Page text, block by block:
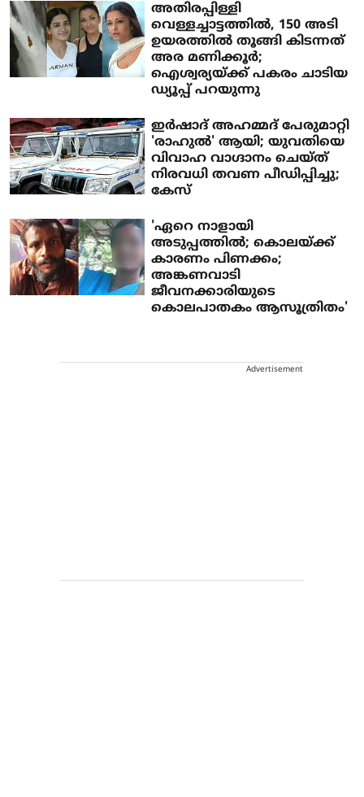
അതിരപ്പിള്ളി
വെള്ളച്ചാട്ടത്തില്‍, 150 അടി
ഉയരത്തില്‍ തൂങ്ങി കിടന്നത്
അര മണിക്കൂര്‍;
ഐശ്വര്യയ്ക്ക് പകരം ചാടിയ
ഡ്യൂപ്പ് പറയുന്നു
ഇര്‍ഷാദ് അഹമ്മദ് പേരുമാറ്റി
'രാഹുല്‍' ആയി; യുവതിയെ
വിവാഹ വാഗ്ദാനം ചെയ്ത്
നിരവധി തവണ പീഡിപ്പിച്ചു;
കേസ്
'ഏറെ നാളായി
അടുപ്പത്തില്‍; കൊലയ്ക്ക്
കാരണം പിണക്കം;
അങ്കണവാടി
ജീവനക്കാരിയുടെ
കൊലപാതകം ആസൂത്രിതം'
Advertisement